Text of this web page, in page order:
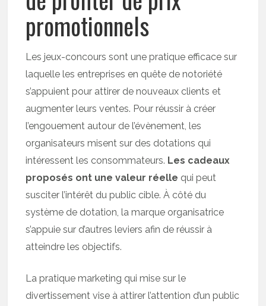
promotionnels
Les jeux-concours sont une pratique efficace sur
laquelle les entreprises en quête de notoriété
s’appuient pour attirer de nouveaux clients et
augmenter leurs ventes. Pour réussir à créer
l’engouement autour de l’évènement, les
organisateurs misent sur des dotations qui
intéressent les consommateurs. Les cadeaux
proposés ont une valeur réelle qui peut
susciter l’intérêt du public cible. À côté du
système de dotation, la marque organisatrice
s’appuie sur d’autres leviers afin de réussir à
atteindre les objectifs.
La pratique marketing qui mise sur le
divertissement vise à attirer l’attention d’un public